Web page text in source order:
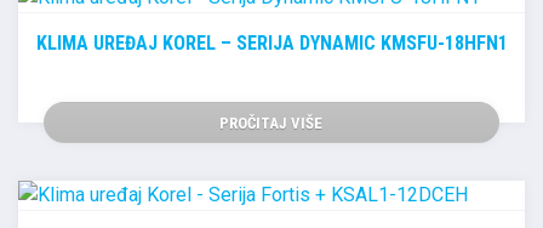
KLIMA UREĐAJ KOREL – SERIJA DYNAMIC KMSFU-18HFN1
PROČITAJ VIŠE